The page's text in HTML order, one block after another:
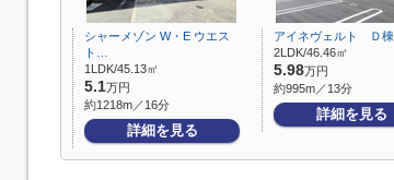
シャーメゾン W・E ウエス
ト…
1LDK/45.13㎡
5.1万円
約1218m／16分
詳細を見る
アイネヴェルト Ｄ棟
2LDK/46.46㎡
5.98万円
約995m／13分
詳細を見る